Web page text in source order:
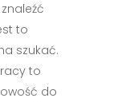
to
szukać.
to
do